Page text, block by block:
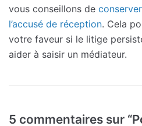
vous conseillons de
l’accusé de réception. Cela
votre faveur si le litige
aider à saisir un médiateur.
5 commentaires sur